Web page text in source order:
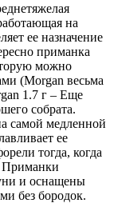
на
ее назначение
приманка
можно
(Morgan весьма
1.7 г – Еще
собрата.
самой медленной
ее
тогда, когда
Приманки
и оснащены
без бородок.